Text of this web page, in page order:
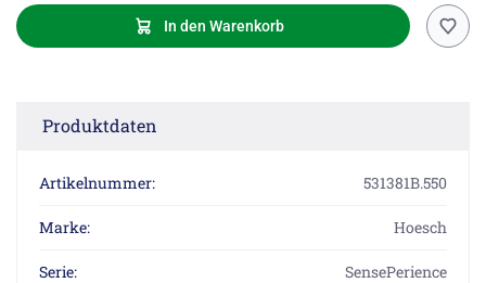
In den Warenkorb
Produktdaten
Artikelnummer: 531381B.550
Marke: Hoesch
Serie: SensePerience